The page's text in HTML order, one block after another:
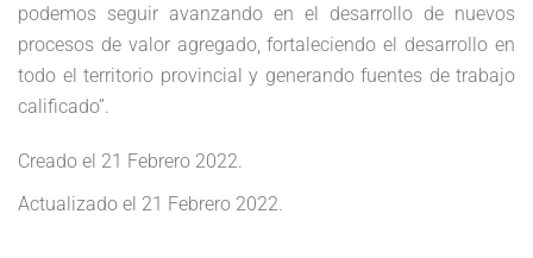
podemos seguir avanzando en el desarrollo de nuevos
procesos de valor agregado, fortaleciendo el desarrollo en
todo el territorio provincial y generando fuentes de trabajo
calificado”.
Creado el 21 Febrero 2022
Actualizado el 21 Febrero 2022